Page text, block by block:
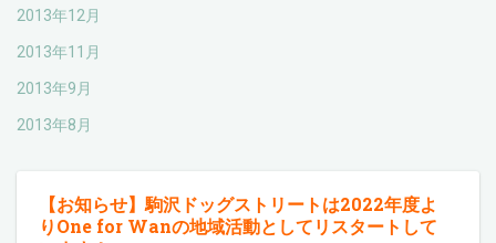
2013年12月
2013年11月
2013年9月
2013年8月
【お知らせ】駒沢ドッグストリートは2022年度よ
りOne for Wanの地域活動としてリスタートして